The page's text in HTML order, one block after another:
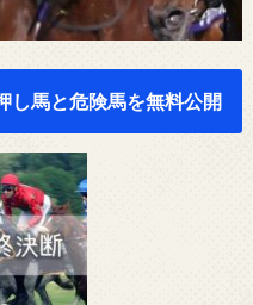
し馬と危険馬を無料公開